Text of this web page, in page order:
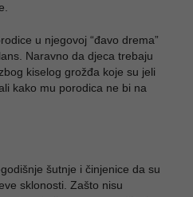
u njegovoj “đavo drema”
Naravno da djeca trebaju
kiselog grožđa koje su jeli
kako mu porodica ne bi na
šutnje i činjenice da su
sklonosti. Zašto nisu